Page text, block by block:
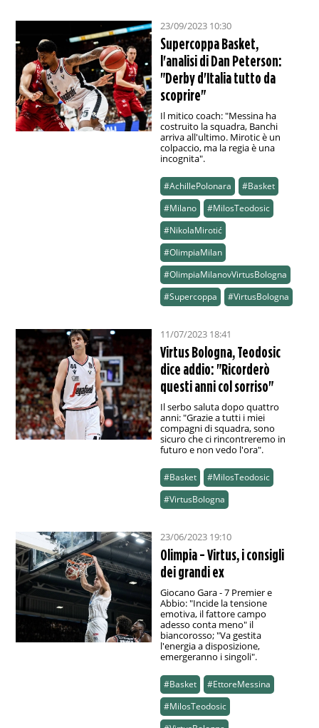
23/09/2023 10:30
Supercoppa Basket,
l'analisi di Dan Peterson:
"Derby d'Italia tutto da
scoprire"
Il mitico coach: "Messina ha
costruito la squadra, Banchi
arriva all'ultimo. Mirotic è un
colpaccio, ma la regia è una
incognita".
#AchillePolonara
#Basket
#Milano
#MilosTeodosic
#NikolaMirotić
#OlimpiaMilan
#OlimpiaMilanovVirtusBologna
#Supercoppa
#VirtusBologna
11/07/2023 18:41
Virtus Bologna, Teodosic
dice addio: "Ricorderò
questi anni col sorriso"
Il serbo saluta dopo quattro
anni: "Grazie a tutti i miei
compagni di squadra, sono
sicuro che ci rincontreremo in
futuro e non vedo l'ora".
#Basket
#MilosTeodosic
#VirtusBologna
23/06/2023 19:10
Olimpia - Virtus, i consigli
dei grandi ex
Giocano Gara - 7 Premier e
Abbio: "Incide la tensione
emotiva, il fattore campo
adesso conta meno" il
biancorosso; "Va gestita
l'energia a disposizione,
emergeranno i singoli".
#Basket
#EttoreMessina
#MilosTeodosic